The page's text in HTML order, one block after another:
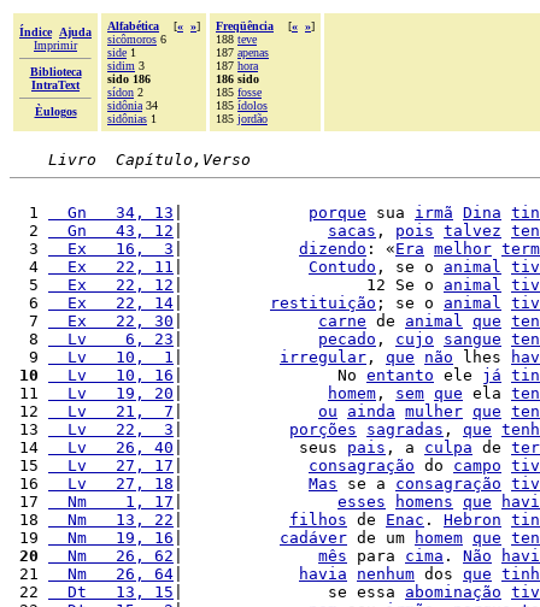
Índice
Ajuda
Imprimir
Biblioteca
IntraText
Èulogos
Alfabética [« »]
sicômoros 6
side 1
sidim 3
sido 186
sídon 2
sidônia 34
sidônias 1
Freqüência [« »]
188 teve
187 apenas
187 hora
186 sido
185 fosse
185 ídolos
185 jordão
Livro  Capítulo,Verso
  1
  Gn   34, 13
porque sua irmã Dina
  2
  Gn   43, 12
sacas , pois talvez
  3
  Ex   16,  3
dizendo : «Era melhor
  4
  Ex   22, 11
Contudo , se o animal
  5
  Ex   22, 12
|                   12 Se o animal
  6
  Ex   22, 14
restituição ; se o animal
  7
  Ex   22, 30
carne de animal que
  8
  Lv    6, 23
pecado , cujo sangue
  9
  Lv   10,  1
irregular , que não lhes
10
  Lv   10, 16
|                No entanto ele já
11
  Lv   19, 20
homem , sem que ela
12
  Lv   21,  7
ou ainda mulher que
13
  Lv   22,  3
porções sagradas , que
14
  Lv   26, 40
|            seus pais , a culpa de
15
  Lv   27, 17
consagração do campo
16
  Lv   27, 18
Mas se a consagração
17
  Nm    1, 17
esses homens que
18
  Nm   13, 22
filhos de Enac . Hebron
19
  Nm   19, 16
cadáver de um homem que
20
  Nm   26, 62
mês para cima . Não
21
  Nm   26, 64
havia nenhum dos que
22
  Dt   13, 15
|               se essa abominação